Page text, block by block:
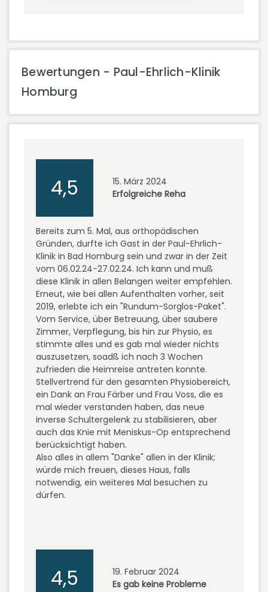
Bewertungen - Paul-Ehrlich-Klinik
Homburg
4,5
15. März 2024
Erfolgreiche Reha
Bereits zum 5. Mal, aus orthopädischen
Gründen, durfte ich Gast in der Paul-Ehrlich-
Klinik in Bad Homburg sein und zwar in der Zeit
vom 06.02.24-27.02.24. Ich kann und muß
diese Klinik in allen Belangen weiter empfehlen.
Erneut, wie bei allen Aufenthalten vorher, seit
2019, erlebte ich ein "Rundum-Sorglos-Paket".
Vom Service, über Betreuung, über saubere
Zimmer, Verpflegung, bis hin zur Physio, es
stimmte alles und es gab mal wieder nichts
auszusetzen, soadß ich nach 3 Wochen
zufrieden die Heimreise antreten konnte.
Stellvertrend für den gesamten Physiobereich,
ein Dank an Frau Färber und Frau Voss, die es
mal wieder verstanden haben, das neue
inverse Schultergelenk zu stabilisieren, aber
auch das Knie mit Meniskus-Op entsprechend
berücksichtigt haben.
Also alles in allem "Danke" allen in der Klinik;
würde mich freuen, dieses Haus, falls
notwendig, ein weiteres Mal besuchen zu
dürfen.
4,5
19. Februar 2024
Es gab keine Probleme